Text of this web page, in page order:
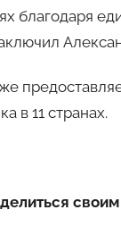
благодаря
в 11 странах.